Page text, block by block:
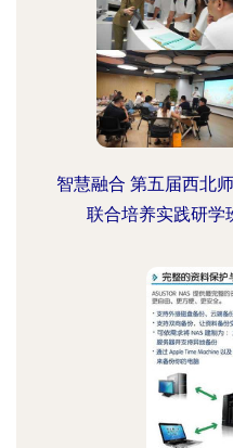
智慧融合 第五届西北
联合培养实践研学